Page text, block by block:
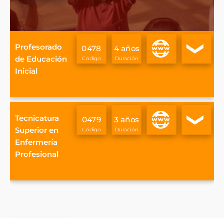
Profesorado
de Educación
Inicial
4 años
Info
0478
descripci
ón
Tecnicatura
Superior en
Enfermería
Profesional
3 años
Info
0479
descripci
ón